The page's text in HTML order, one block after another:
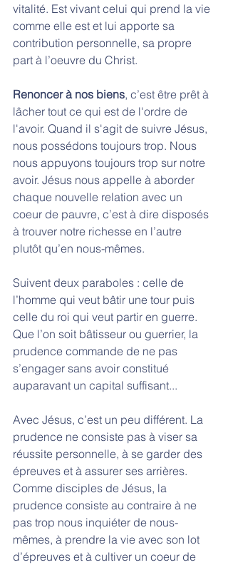
vitalité. Est vivant celui qui prend la vie
comme elle est et lui apporte sa
contribution personnelle, sa propre
part à l’oeuvre du Christ.
Renoncer à nos biens, c’est être prêt à
lâcher tout ce qui est de l'ordre de
l'avoir. Quand il s'agit de suivre Jésus,
nous possédons toujours trop. Nous
nous appuyons toujours trop sur notre
avoir. Jésus nous appelle à aborder
chaque nouvelle relation avec un
coeur de pauvre, c’est à dire disposés
à trouver notre richesse en l’autre
plutôt qu’en nous-mêmes.
Suivent deux paraboles : celle de
l’homme qui veut bâtir une tour puis
celle du roi qui veut partir en guerre.
Que l’on soit bâtisseur ou guerrier, la
prudence commande de ne pas
s’engager sans avoir constitué
auparavant un capital suffisant...
Avec Jésus, c’est un peu différent. La
prudence ne consiste pas à viser sa
réussite personnelle, à se garder des
épreuves et à assurer ses arrières.
Comme disciples de Jésus, la
prudence consiste au contraire à ne
pas trop nous inquiéter de nous-
mêmes, à prendre la vie avec son lot
d’épreuves et à cultiver un coeur de